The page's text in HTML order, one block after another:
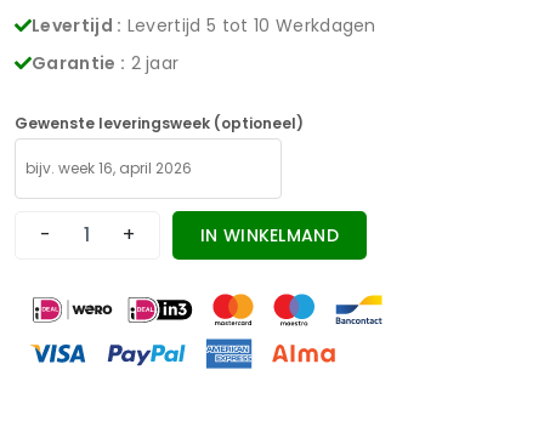
Levertijd : Levertijd 5 tot 10 Werkdagen
Garantie : 2 jaar
Gewenste leveringsweek (optioneel)
- + IN WINKELMAND